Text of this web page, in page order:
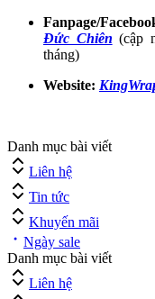
Fanpage/
Đức Chiên (cập
tháng)
Website:
Danh mục bài viết
Liên hệ
Tin tức
Khuyến mãi
Ngày sale
Danh mục bài viết
Liên hệ